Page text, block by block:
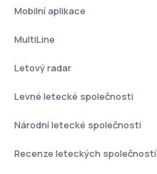
Mobilní aplikace
MultiLine
Letový radar
Levné letecké společnosti
Národní letecké společnosti
Recenze leteckých společností